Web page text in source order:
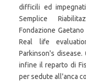
difficili ed
Semplice
Fondazione
Real life
Parkinson's
infine il reparto di
per sedute all'anca